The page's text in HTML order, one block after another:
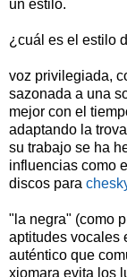
un estilo.
¿cuál es el estilo
voz privilegiada,
sazonada a una
mejor con el
adaptando la
su trabajo se ha
influencias como
discos para
"la negra" (como
aptitudes vocales
auténtico que
xiomara evita los